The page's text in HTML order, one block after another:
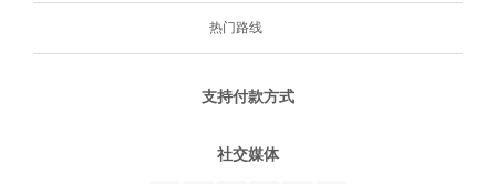
热门路线
支持付款方式
社交媒体